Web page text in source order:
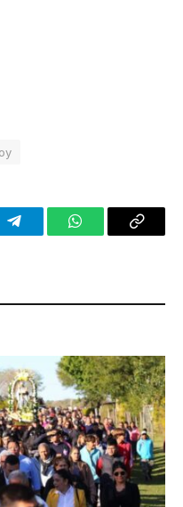
TelegramWhatsAppCopy